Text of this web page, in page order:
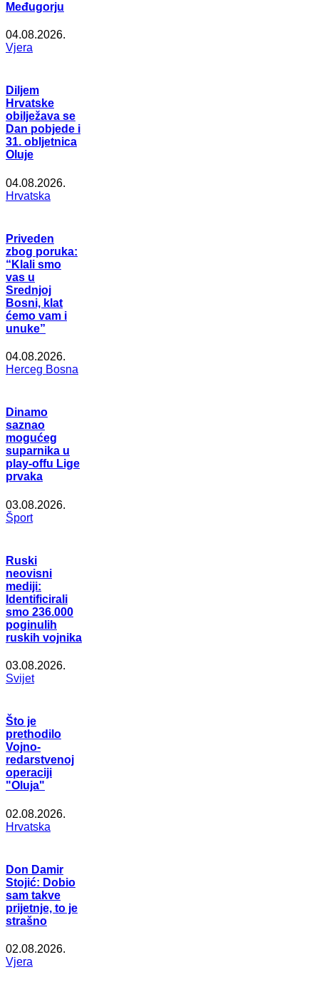
Međugorju
04.08.2026.
Vjera
Diljem
Hrvatske
obilježava se
Dan pobjede i
31. obljetnica
Oluje
04.08.2026.
Hrvatska
Priveden
zbog poruka:
“Klali smo
vas u
Srednjoj
Bosni, klat
ćemo vam i
unuke”
04.08.2026.
Herceg Bosna
Dinamo
saznao
mogućeg
suparnika u
play-offu Lige
prvaka
03.08.2026.
Šport
Ruski
neovisni
mediji:
Identificirali
smo 236.000
poginulih
ruskih vojnika
03.08.2026.
Svijet
Što je
prethodilo
Vojno-
redarstvenoj
operaciji
"Oluja"
02.08.2026.
Hrvatska
Don Damir
Stojić: Dobio
sam takve
prijetnje, to je
strašno
02.08.2026.
Vjera